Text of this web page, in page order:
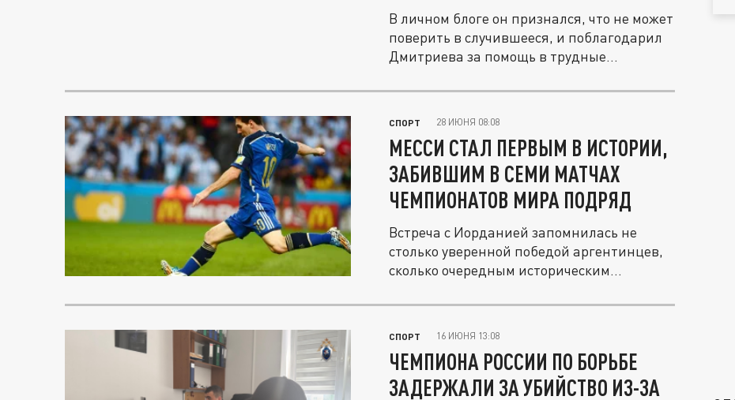
В личном блоге он признался, что не может
поверить в случившееся, и поблагодарил
Дмитриева за помощь в трудные...
СПОРТ 28 ИЮНЯ 08:08
МЕССИ СТАЛ ПЕРВЫМ В ИСТОРИИ,
ЗАБИВШИМ В СЕМИ МАТЧАХ
ЧЕМПИОНАТОВ МИРА ПОДРЯД
Встреча с Иорданией запомнилась не
столько уверенной победой аргентинцев,
сколько очередным историческим...
СПОРТ 16 ИЮНЯ 13:08
ЧЕМПИОНА РОССИИ ПО БОРЬБЕ
ЗАДЕРЖАЛИ ЗА УБИЙСТВО ИЗ-ЗА